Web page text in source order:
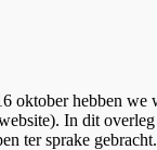
oktober hebben we
In dit
ter sprake